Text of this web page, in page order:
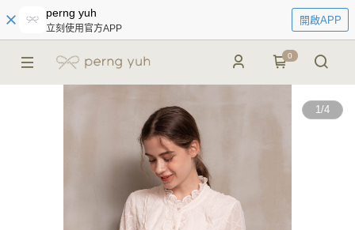
perng yuh
立刻使用官方APP
開啟APP
0
1/4